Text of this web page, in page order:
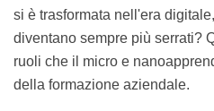
di raggiungere miliardi di
trasformato il modo della
la formazione aziendale si è
digitale, con i ritmi di lavoro